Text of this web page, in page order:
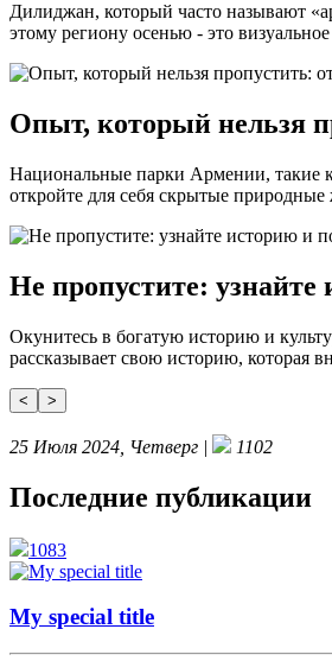
Дилиджан, который часто называют
этому региону осенью - это
Опыт, который нельзя
Национальные парки Армении, такие
откройте для себя скрытые
Не пропустите: узнайте
Окунитесь в богатую историю и
рассказывает свою историю, которая
< >
25 Июля 2024, Четверг | 1102
Последние публикации
1083
My special title